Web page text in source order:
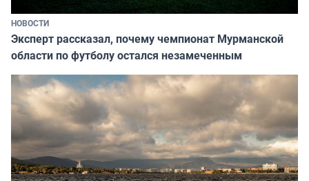
НОВОСТИ
Эксперт рассказал, почему чемпионат Мурманской
области по футболу остался незамеченным